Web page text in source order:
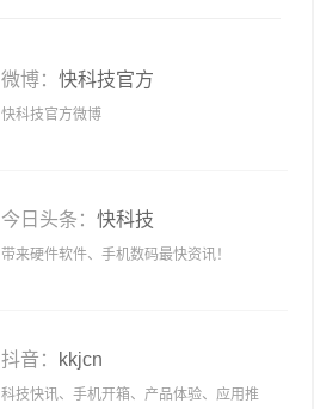
微博： 快科技官方
快科技官方微博
今日头条： 快科技
带来硬件软件、手机数码最快资讯！
抖音： kkjcn
科技快讯、手机开箱、产品体验、应用推